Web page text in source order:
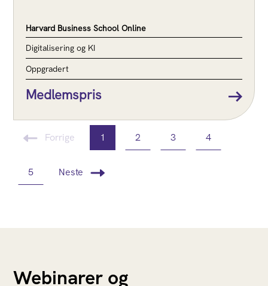
Harvard Business School Online
Digitalisering og KI
Oppgradert
Medlemspris
Forrige 1 2 3 4
5 Neste
Webinarer og